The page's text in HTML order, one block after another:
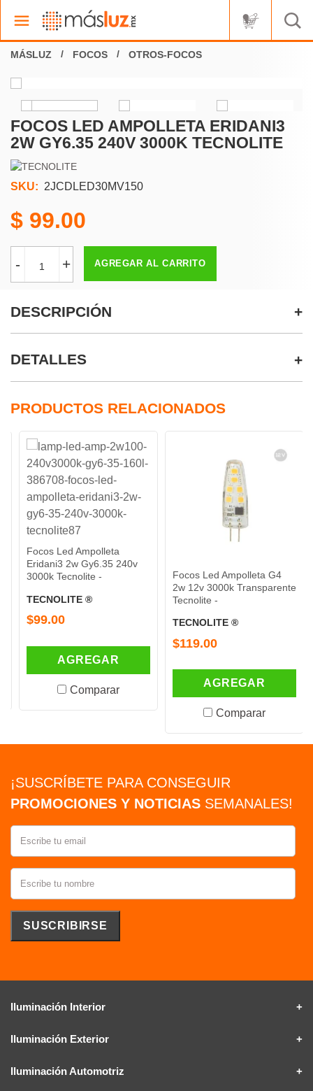
FOCOS OTROS-FOCOS
FOCOS LED AMPOLLETA ERIDANI3
2W GY6.35 240V 3000K TECNOLITE
SKU: 2JCDLED30MV150
99.00
- + AGREGAR AL CARRITO
DESCRIPCIÓN
DETALLES
PRODUCTOS RELACIONADOS
Focos Led Ampolleta
Eridani3 2w Gy6.35 240v
3000k Tecnolite -
TECNOLITE ®
$99.00
AGREGAR
Comparar
Focos Led Ampolleta G4
2w 12v 3000k Transparente
Tecnolite -
TECNOLITE ®
$119.00
AGREGAR
Comparar
¡SUSCRÍBETE PARA CONSEGUIR
PROMOCIONES Y NOTICIAS SEMANALES!
Iluminación Interior
Iluminación Exterior
Iluminación Automotriz